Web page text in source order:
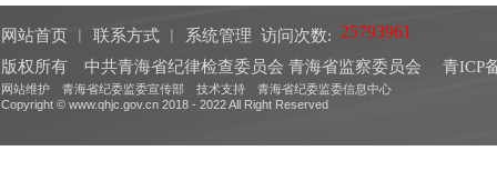
网站首页 联系方式 系统管理 访问次数:
版权所有 中共青海省纪律检查委员会 青海省监察委员会
青ICP
网站维护 青海省纪委监委宣传部 技术支持 青海省纪委监委信息中心
Copyright © www.qhjc.gov.cn 2018 - 2022 All Right Reserved